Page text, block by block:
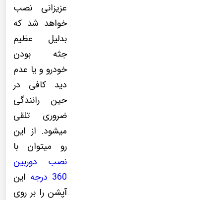
عزیزانی نصب
خواهد شد که
بدلیل عظیم
جثه بودن
خودرو و یا عدم
دید کافی در
حین رانندگی
ضروری تلقی
میشود. از این
رو میتوان با
نصب دوربین
360 درجه
این
آپشن را بر روی